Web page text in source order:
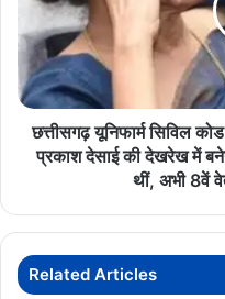
घोषित
(UCC)
का
ड्राफ्ट
रि.
जस्टिस
रंजना
प्रकाश
देखरेख
बनेगा…
भारत
छत्तीसगढ़ यूनिफार्म सिविल
प्रकाश देसाई की देखरेख में
थीं, अभी 8वें
Related Articles